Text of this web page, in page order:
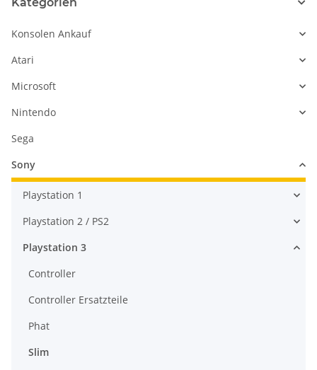
Konsolen Ankauf
Atari
Microsoft
Nintendo
Sega
Sony
Playstation 1
Playstation 2 / PS2
Playstation 3
Controller
Controller Ersatzteile
Phat
Slim